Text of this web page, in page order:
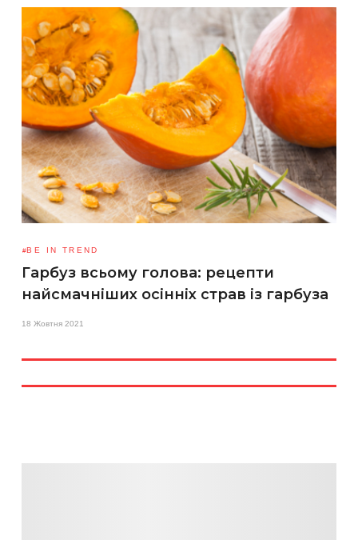
BE IN TREND
Гарбуз всьому голова: рецепти
найсмачніших осінніх страв із гарбуза
18 Жовтня 2021